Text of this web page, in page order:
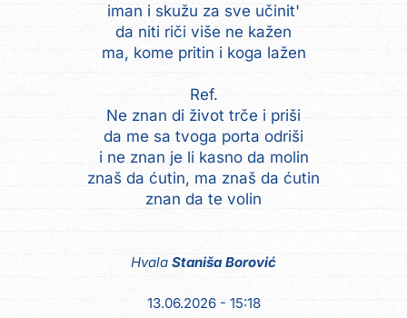
iman i skužu za sve učinit'
da niti riči više ne kažen
ma, kome pritin i koga lažen
Ref.
Ne znan di život trče i priši
da me sa tvoga porta odriši
i ne znan je li kasno da molin
znaš da ćutin, ma znaš da ćutin
znan da te volin
Hvala Staniša Borović
13.06.2026 - 15:18